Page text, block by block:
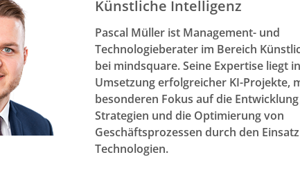
Künstliche Intelligenz
Pascal Müller ist Management- und
Technologieberater im Bereich
bei mindsquare. Seine Expertise liegt
Umsetzung erfolgreicher KI-Projekte,
besonderen Fokus auf die
Strategien und die Optimierung von
Geschäftsprozessen durch den
Technologien.